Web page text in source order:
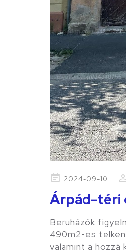
Posted2024-09-10
Árpád-téri
Beruházók
490m2-es
valamint a